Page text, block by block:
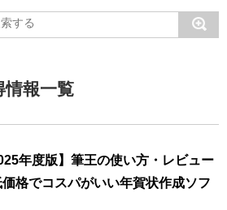
報一覧
年度版】筆王の使い方・レビュー
価格でコスパがいい年賀状作成ソフ